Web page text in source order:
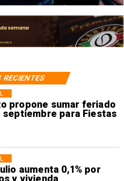
propone sumar feriado
septiembre para Fiestas
aumenta 0,1% por
y vivienda
RECIENTES